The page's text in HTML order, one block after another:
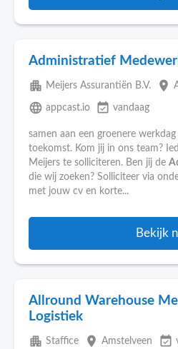
Administratief
apartment Meijers Assurantiën B.V. place
language appcast.io event_available vandaag
samen aan een groenere
toekomst. Kom jij in ons team?
Meijers te solliciteren. Ben jij de
die wij zoeken? Solliciteer via
met jouw cv en korte...
Bekijk
Allround Warehouse
Logistiek
apartment Staffice place Amstelveen event_available